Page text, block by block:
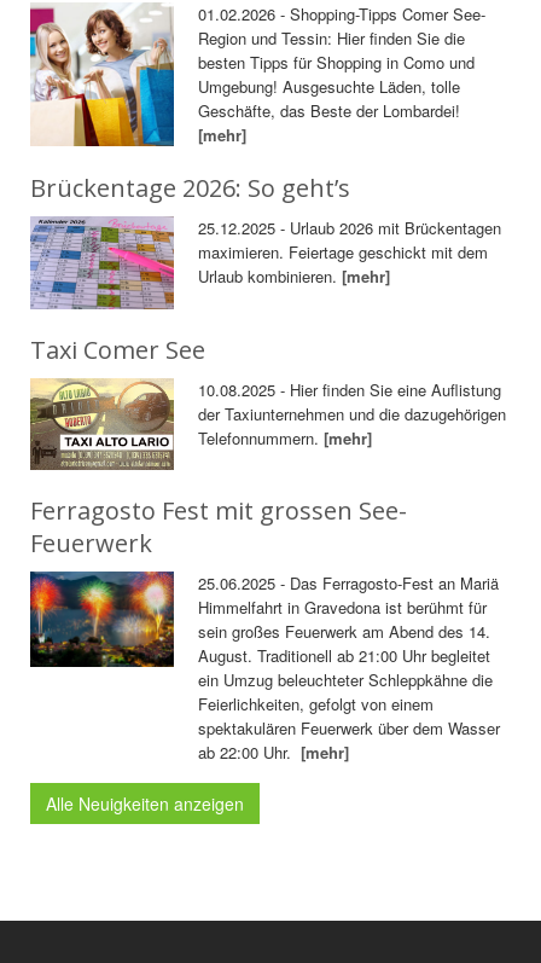
01.02.2026 - Shopping-Tipps Comer See-
Region und Tessin: Hier finden Sie die
besten Tipps für Shopping in Como und
Umgebung! Ausgesuchte Läden, tolle
Geschäfte, das Beste der Lombardei!
[mehr]
Brückentage 2026: So geht’s
25.12.2025 - Urlaub 2026 mit Brückentagen
maximieren. Feiertage geschickt mit dem
Urlaub kombinieren.[mehr]
Taxi Comer See
10.08.2025 - Hier finden Sie eine Auflistung
der Taxiunternehmen und die dazugehörigen
Telefonnummern.[mehr]
Ferragosto Fest mit grossen See-
Feuerwerk
25.06.2025 - Das Ferragosto-Fest an Mariä
Himmelfahrt in Gravedona ist berühmt für
sein großes Feuerwerk am Abend des 14.
August. Traditionell ab 21:00 Uhr begleitet
ein Umzug beleuchteter Schleppkähne die
Feierlichkeiten, gefolgt von einem
spektakulären Feuerwerk über dem Wasser
ab 22:00 Uhr.[mehr]
Alle Neuigkeiten anzeigen